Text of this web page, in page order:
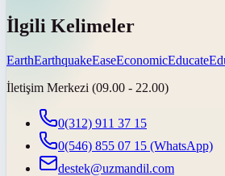
İlgili Kelimeler
EarthEarthquakeEaseEconomicEducate
İletişim Merkezi (09.00 - 22.00)
0(312) 911 37 15
0(546) 855 07 15 (WhatsApp)
destek@uzmandil.com